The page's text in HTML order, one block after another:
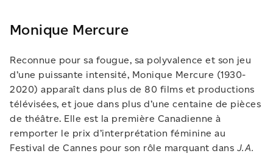
Monique Mercure
Reconnue pour sa fougue, sa polyvalence et son jeu
d’une puissante intensité, Monique Mercure (1930-
2020) apparaît dans plus de 80 films et productions
télévisées, et joue dans plus d’une centaine de pièces
de théâtre. Elle est la première Canadienne à
remporter le prix d’interprétation féminine au
Festival de Cannes pour son rôle marquant dans J.A.